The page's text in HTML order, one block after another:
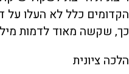
הקדומים כלל לא העלו על
כך, שקשה מאוד לדמות
הלכה ציונית